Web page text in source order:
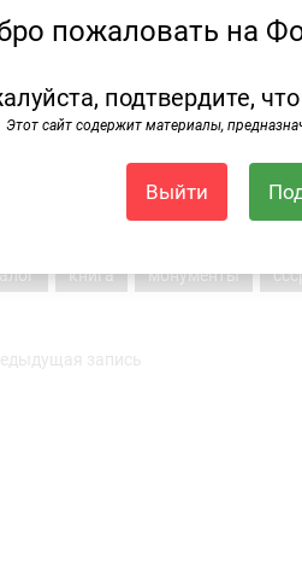
книга монументы
запись
пожаловать на
подтвердите,
Этот сайт содержит материалы,
Выйти